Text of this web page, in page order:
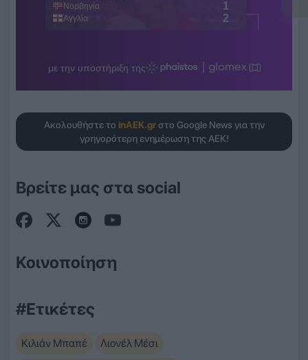
Ακολουθήστε το inAEK.grστο Google News για την
γρηγορότερη ενημέρωση της ΑΕΚ!
Βρείτε μας στα social
Κοινοποίηση
#Ετικέτες
Κιλιάν Μπαπέ
Λιονέλ Μέσι